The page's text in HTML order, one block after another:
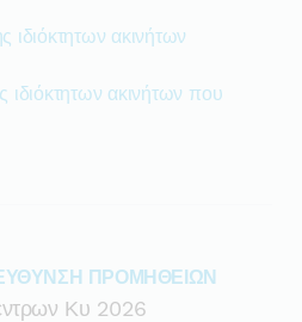
ακινήτων
ακινήτων που
ΠΡΟΜΗΘΕΙΩΝ
Κυ 2026